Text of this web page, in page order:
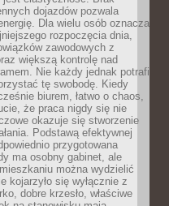
dojazdów pozwala
Dla wielu osób oznacza
rozpoczęcia dnia,
zawodowych z
większą kontrolę nad
Nie każdy jednak potrafi
tę swobodę. Kiedy
biurem, łatwo o chaos,
że praca nigdy się nie
okazuje się stworzenie
Podstawą efektywnej
przygotowana
ma osobny gabinet, ale
można wydzielić
kojarzyło się wyłącznie z
dobre krzesło, właściwe